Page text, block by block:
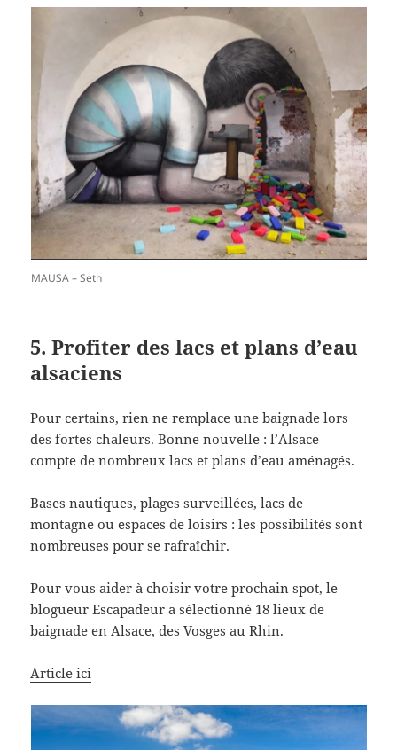
MAUSA – Seth
5. Profiter des lacs et plans d’eau
alsaciens
Pour certains, rien ne remplace une baignade lors
des fortes chaleurs. Bonne nouvelle : l’Alsace
compte de nombreux lacs et plans d’eau aménagés.
Bases nautiques, plages surveillées, lacs de
montagne ou espaces de loisirs : les possibilités sont
nombreuses pour se rafraîchir.
Pour vous aider à choisir votre prochain spot, le
blogueur Escapadeur a sélectionné 18 lieux de
baignade en Alsace, des Vosges au Rhin.
Article ici